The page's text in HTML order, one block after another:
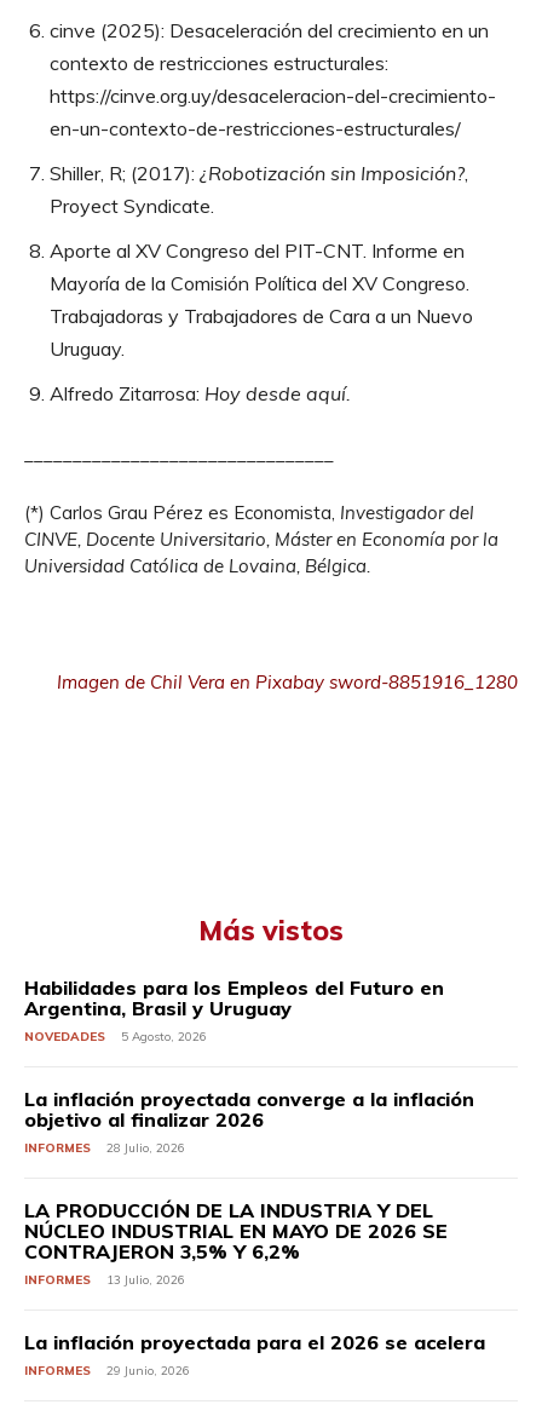
cinve (2025): Desaceleración del crecimiento en un
contexto de restricciones estructurales:
https://cinve.org.uy/desaceleracion-del-crecimiento-
en-un-contexto-de-restricciones-estructurales/
Shiller, R; (2017): ¿Robotización sin Imposición?,
Proyect Syndicate.
Aporte al XV Congreso del PIT-CNT. Informe en
Mayoría de la Comisión Política del XV Congreso.
Trabajadoras y Trabajadores de Cara a un Nuevo
Uruguay.
Alfredo Zitarrosa: Hoy desde aquí.
(*) Carlos Grau Pérez es Economista, Investigador del
CINVE, Docente Universitario, Máster en Economía por la
Universidad Católica de Lovaina, Bélgica.
Imagen de Chil Vera en Pixabay sword-8851916_1280
Más vistos
Habilidades para los Empleos del Futuro en
Argentina, Brasil y Uruguay
NOVEDADES 5 Agosto, 2026
La inflación proyectada converge a la inflación
objetivo al finalizar 2026
INFORMES 28 Julio, 2026
LA PRODUCCIÓN DE LA INDUSTRIA Y DEL
NÚCLEO INDUSTRIAL EN MAYO DE 2026 SE
CONTRAJERON 3,5% Y 6,2%
INFORMES 13 Julio, 2026
La inflación proyectada para el 2026 se acelera
INFORMES 29 Junio, 2026